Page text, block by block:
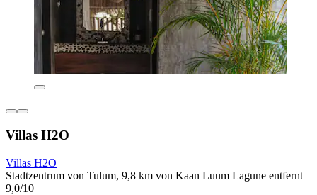
Villas H2O
Villas H2O
Stadtzentrum von Tulum, 9,8 km von Kaan Luum Lagune entfernt
9,0/10